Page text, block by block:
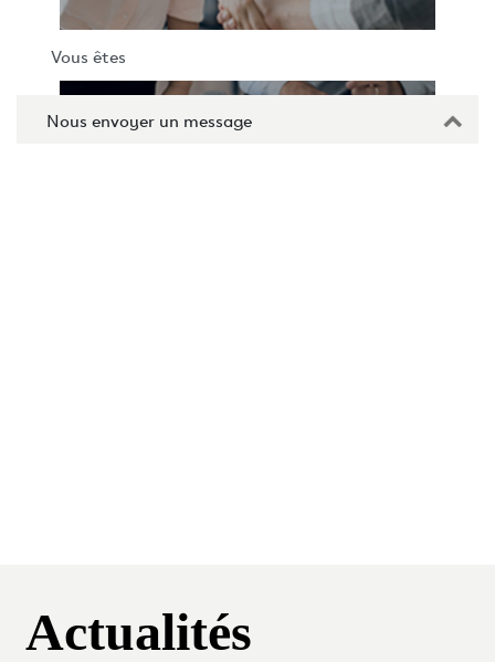
Nous envoyer un message
Actualités